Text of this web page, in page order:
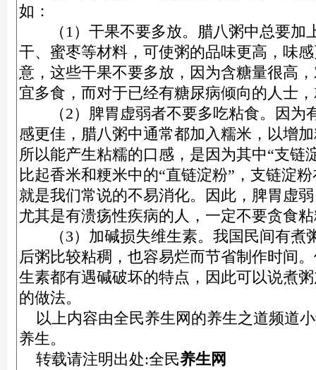
如：
（1）干果不要多放。腊八粥中总要加
干、蜜枣等材料，可使粥的品味更高，味
意，这些干果不要多放，因为含糖量很高
宜多食，而对于已经有糖尿病倾向的人士
（2）脾胃虚弱者不要多吃粘食。因为
感更佳，腊八粥中通常都加入糯米，以增
所以能产生粘糯的口感，是因为其中“支链
比起香米和粳米中的“直链淀粉”，支链淀
就是我们常说的不易消化。因此，脾胃虚
尤其是有溃疡性疾病的人，一定不要贪食
（3）加碱损失维生素。我国民间有煮
后粥比较粘稠，也容易烂而节省制作时间
生素都有遇碱破坏的特点，因此可以说煮
的做法。
以上内容由全民养生网的养生之道频道
养生。
转载请注明出处:全民养生网